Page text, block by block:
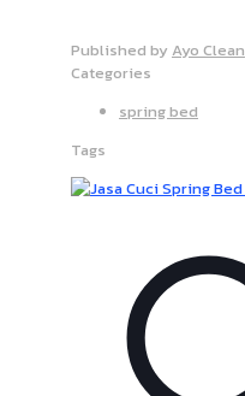
Published by Ayo Clean
Categories
spring bed
Tags